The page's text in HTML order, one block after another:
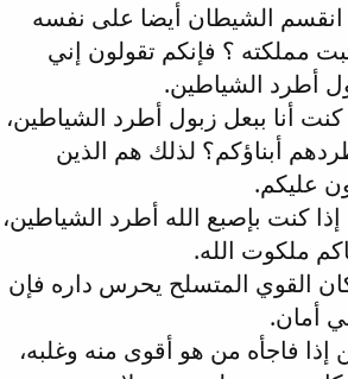
انقسم الشيطان أيضا على نفسه
مملكته ؟ فإنكم تقولون إني
أطرد الشياطين.
أنا ببعل زبول أطرد الشياطين،
أبناؤكم؟ لذلك هم الذين
عليكم.
إذا كنت بإصبع الله أطرد الشياطين،
ملكوت الله.
القوي المتسلح يحرس داره فإن
أمان.
إذا فاجأه من هو أقوى منه وغلبه،